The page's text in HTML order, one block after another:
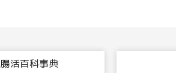
腸活百科事典